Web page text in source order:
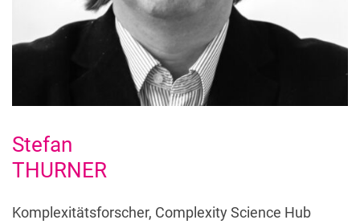
Stefan
THURNER
Komplexitätsforscher, Complexity Science Hub